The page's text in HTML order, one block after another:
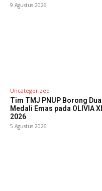
9 Agustus 2026
Uncategorized
Tim TMJ PNUP Borong Dua
Medali Emas pada OLIVIA XI
2026
5 Agustus 2026